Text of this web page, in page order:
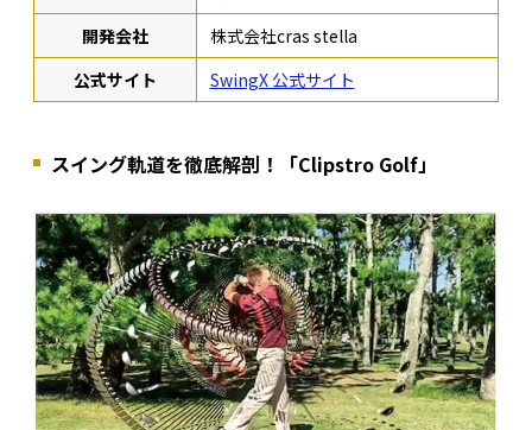
開発会社
株式会社cras stella
公式サイト
SwingX 公式サイト
スイング軌道を徹底解剖！「Clipstro Golf」